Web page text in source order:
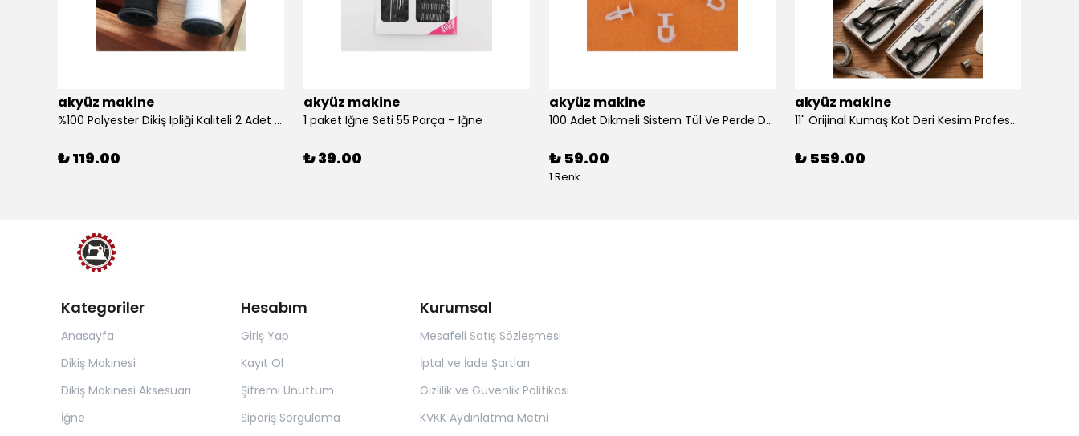
akyüz makine
%100 Polyester Dikiş Ipliği Kaliteli 2 Adet Farklı Makara Ip Dikiş İpi Siyah&Beyaz 2'Li Set
₺ 119.00
akyüz makine
1 paket Iğne Seti 55 Parça – Iğne
₺ 39.00
akyüz makine
100 Adet Dikmeli Sistem Tül Ve Perde Düğmesi Korniş Halkası
₺ 59.00
1 Renk
akyüz makine
11" Orijinal Kumaş Kot Deri Kesim Profesyonel Terzi Makası, Dövme Alaşımlı Çelik Premium
₺ 559.00
Kategoriler
Anasayfa
Dikiş Makinesi
Dikiş Makinesi Aksesuarı
İğne
Hesabım
Giriş Yap
Kayıt Ol
Şifremi Unuttum
Sipariş Sorgulama
Kurumsal
Mesafeli Satış Sözleşmesi
İptal ve İade Şartları
Gizlilik ve Güvenlik Politikası
KVKK Aydınlatma Metni